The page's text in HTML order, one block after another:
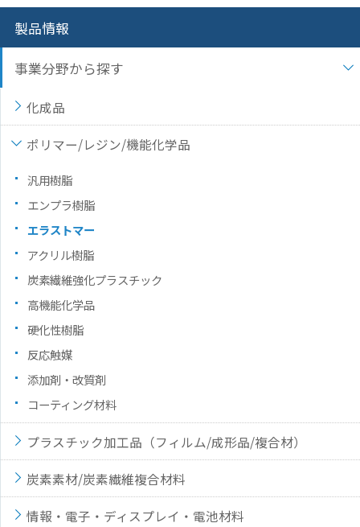
製品情報
事業分野から探す
化成品
ポリマー/レジン/機能化学品
汎用樹脂
エンプラ樹脂
エラストマー
アクリル樹脂
炭素繊維強化プラスチック
高機能化学品
硬化性樹脂
反応触媒
添加剤・改質剤
コーティング材料
プラスチック加工品（フィルム/成形品/複合材）
炭素素材/炭素繊維複合材料
情報・電子・ディスプレイ・電池材料